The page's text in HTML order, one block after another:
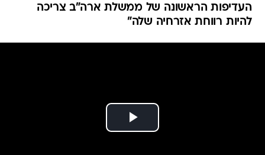
העדיפות הראשונה של ממשלת ארה"ב צריכה
להיות רווחת אזרחיה שלה"